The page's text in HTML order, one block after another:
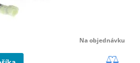
Na objednávku